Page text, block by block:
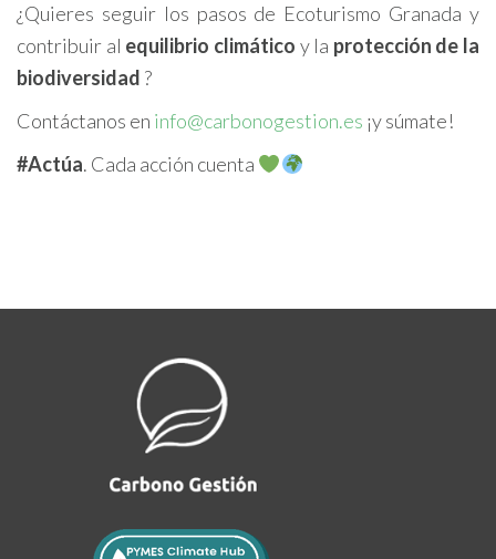
¿Quieres seguir los pasos de Ecoturismo Granada y
contribuir al equilibrio climático y la protección de la
biodiversidad ?
Contáctanos en info@carbonogestion.es ¡y súmate!
#Actúa. Cada acción cuenta